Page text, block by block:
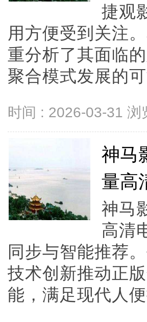
捷观
用方便受到关注
重分析了其面临
聚合模式发展的
时间 : 2026-03-31 浏
神马
量高
神马
高清
同步与智能推荐
技术创新推动正
能，满足现代人